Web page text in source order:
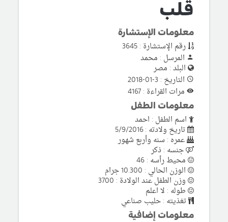
قلب
معلومات الإستشارة
رقم الإستشارة : 3645
المرسل : محمد
البلد : مصر
التاريخ : 3-01-2018
مرات القراءة : 4167
معلومات الطفل
اسم الطفل : احمد
تاريخ ولادته : 5/9/2016
عمره : سنه وأربع شهور
جنسه : ذكر
محيط رأسه : 46
الوزن الحالي : 10.300 جرام
وزن الطفل عند الولادة : 3700
طوله : لا اعلم
تغذيته : حليب صناعي
معلومات إضافية